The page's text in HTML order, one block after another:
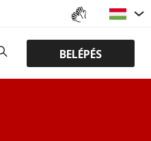
BELÉPÉS